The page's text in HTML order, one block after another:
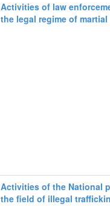
Activities of law
the legal regime of martial
Activities of the National
the field of illegal